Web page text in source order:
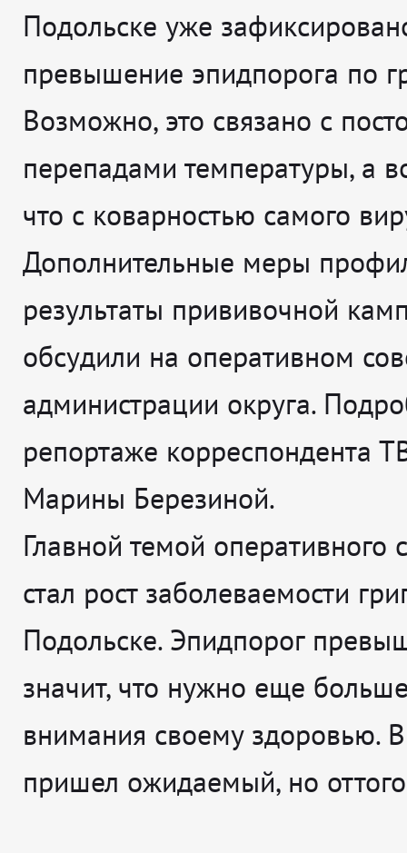
Подольске уже
превышение эпидпорога по
Возможно, это связано с
перепадами температуры, а
что с коварностью самого
Дополнительные меры
результаты прививочной
обсудили на оперативном
администрации округа.
репортаже корреспондента
Марины Березиной.
Главной темой оперативного
стал рост заболеваемости
Подольске. Эпидпорог
значит, что нужно еще
внимания своему здоровью.
пришел ожидаемый, но